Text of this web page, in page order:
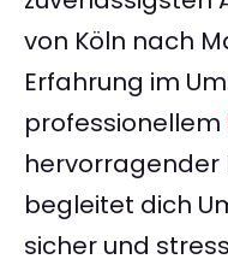
von Köln nach
Erfahrung im
professionellem
hervorragender
begleitet dich
sicher und